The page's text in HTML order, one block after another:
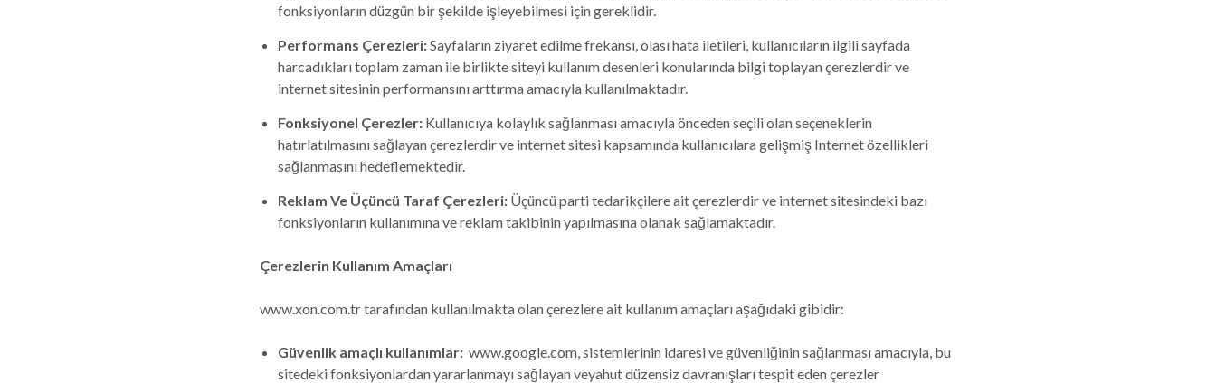
fonksiyonların düzgün bir şekilde işleyebilmesi için gereklidir.
Performans Çerezleri:Sayfaların ziyaret edilme frekansı, olası hata iletileri, kullanıcıların ilgili sayfada
harcadıkları toplam zaman ile birlikte siteyi kullanım desenleri konularında bilgi toplayan çerezlerdir ve
internet sitesinin performansını arttırma amacıyla kullanılmaktadır.
Fonksiyonel Çerezler: Kullanıcıya kolaylık sağlanması amacıyla önceden seçili olan seçeneklerin
hatırlatılmasını sağlayan çerezlerdir ve internet sitesi kapsamında kullanıcılara gelişmiş Internet özellikleri
sağlanmasını hedeflemektedir.
Reklam Ve Üçüncü Taraf Çerezleri: Üçüncü parti tedarikçilere ait çerezlerdir ve internet sitesindeki bazı
fonksiyonların kullanımına ve reklam takibinin yapılmasına olanak sağlamaktadır.
Çerezlerin Kullanım Amaçları
www.xon.com.tr tarafından kullanılmakta olan çerezlere ait kullanım amaçları aşağıdaki gibidir:
Güvenlik amaçlı kullanımlar: www.google.com, sistemlerinin idaresi ve güvenliğinin sağlanması amacıyla, bu
sitedeki fonksiyonlardan yararlanmayı sağlayan veyahut düzensiz davranışları tespit eden çerezler